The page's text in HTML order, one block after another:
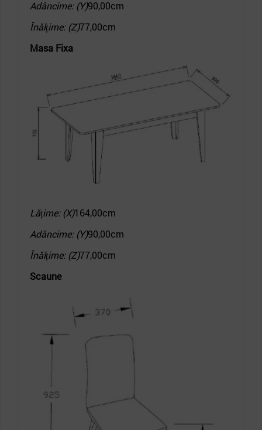
Adâncime: (Y)90,00cm
Înălțime: (Z)77,00cm
Masa Fixa
Lățime: (X)164,00cm
Adâncime: (Y)90,00cm
Înălțime: (Z)77,00cm
Scaune